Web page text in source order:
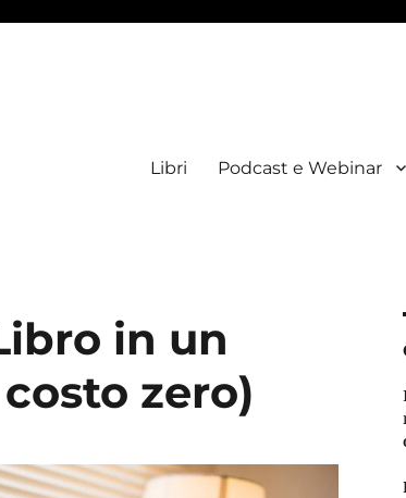
Libri Podcast e Webinar
in un
zero)